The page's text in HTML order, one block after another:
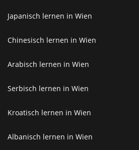
Japanisch lernen in Wien
Chinesisch lernen in Wien
Arabisch lernen in Wien
Serbisch lernen in Wien
Kroatisch lernen in Wien
Albanisch lernen in Wien